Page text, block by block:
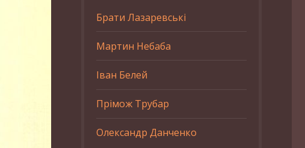
Брати Лазаревські
Мартин Небаба
Іван Белей
Прімож Трубар
Олександр Данченко